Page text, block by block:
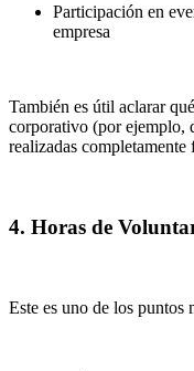
Participación en
empresa
También es útil aclarar
corporativo (por ejemplo,
realizadas completamente
4. Horas de
Este es uno de los puntos